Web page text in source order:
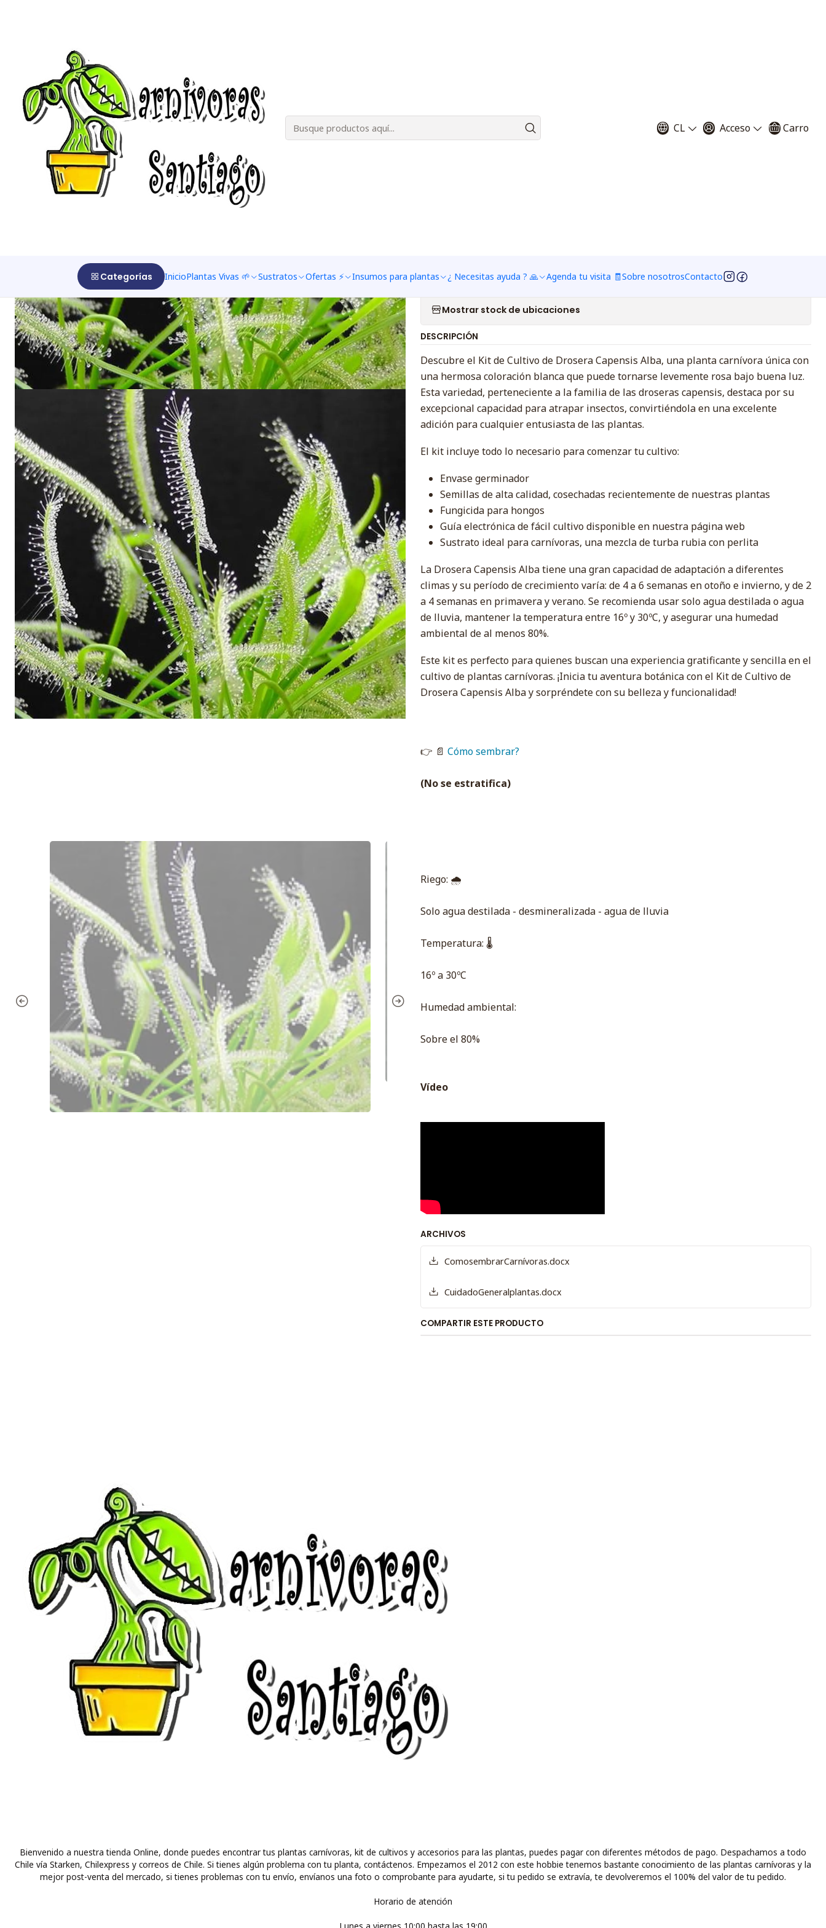
CL Acceso Carro
Categorías InicioPlantas Vivas 🌱 Sustratos Ofertas ⚡ Insumos para plantas ¿ Necesitas ayuda ? 🙏 Agenda tu visita 🧾Sobre nosotrosContacto
Agregar a la lista de favoritos
Mostrar stock de ubicaciones
DESCRIPCIÓN
Descubre el Kit de Cultivo de Drosera Capensis Alba, una planta carnívora única con
una hermosa coloración blanca que puede tornarse levemente rosa bajo buena luz.
Esta variedad, perteneciente a la familia de las droseras capensis, destaca por su
excepcional capacidad para atrapar insectos, convirtiéndola en una excelente
adición para cualquier entusiasta de las plantas.
El kit incluye todo lo necesario para comenzar tu cultivo:
Envase germinador
Semillas de alta calidad, cosechadas recientemente de nuestras plantas
Fungicida para hongos
Guía electrónica de fácil cultivo disponible en nuestra página web
Sustrato ideal para carnívoras, una mezcla de turba rubia con perlita
La Drosera Capensis Alba tiene una gran capacidad de adaptación a diferentes
climas y su período de crecimiento varía: de 4 a 6 semanas en otoño e invierno, y de 2
a 4 semanas en primavera y verano. Se recomienda usar solo agua destilada o agua
de lluvia, mantener la temperatura entre 16º y 30ºC, y asegurar una humedad
ambiental de al menos 80%.
Este kit es perfecto para quienes buscan una experiencia gratificante y sencilla en el
cultivo de plantas carnívoras. ¡Inicia tu aventura botánica con el Kit de Cultivo de
Drosera Capensis Alba y sorpréndete con su belleza y funcionalidad!
👉 📄 Cómo sembrar?
(No se estratifica)
Riego: 🌧
Solo agua destilada - desmineralizada - agua de lluvia
Temperatura: 🌡
16º a 30ºC
Humedad ambiental:
Sobre el 80%
Vídeo
ARCHIVOS
ComosembrarCarnívoras.docx
CuidadoGeneralplantas.docx
COMPARTIR ESTE PRODUCTO
Bienvenido a nuestra tienda Online, donde puedes encontrar tus plantas carnívoras, kit de cultivos y accesorios para las plantas, puedes pagar con diferentes métodos de pago. Despachamos a todo
Chile vía Starken, Chilexpress y correos de Chile. Si tienes algún problema con tu planta, contáctenos. Empezamos el 2012 con este hobbie tenemos bastante conocimiento de las plantas carnívoras y la
mejor post-venta del mercado, si tienes problemas con tu envío, envíanos una foto o comprobante para ayudarte, si tu pedido se extravía, te devolveremos el 100% del valor de tu pedido.
Horario de atención